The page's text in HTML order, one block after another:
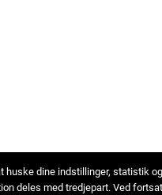
huske dine indstillinger, statistik
deles med tredjepart. Ved